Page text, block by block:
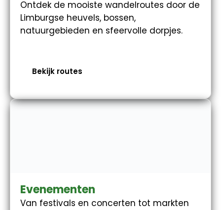
Ontdek de mooiste wandelroutes door de
Limburgse heuvels, bossen,
natuurgebieden en sfeervolle dorpjes.
Bekijk routes
Evenementen
Van festivals en concerten tot markten